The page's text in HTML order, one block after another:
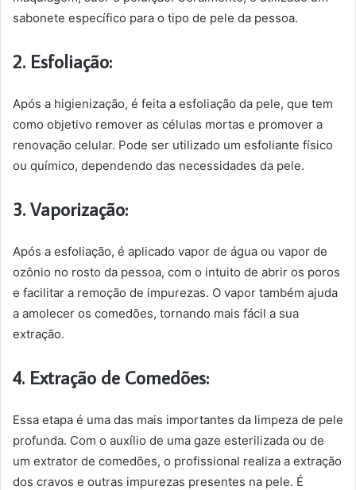
sabonete específico para o tipo de pele da pessoa.
2. Esfoliação:
Após a higienização, é feita a esfoliação da pele, que tem
como objetivo remover as células mortas e promover a
renovação celular. Pode ser utilizado um esfoliante físico
ou químico, dependendo das necessidades da pele.
3. Vaporização:
Após a esfoliação, é aplicado vapor de água ou vapor de
ozônio no rosto da pessoa, com o intuito de abrir os poros
e facilitar a remoção de impurezas. O vapor também ajuda
a amolecer os comedões, tornando mais fácil a sua
extração.
4. Extração de Comedões:
Essa etapa é uma das mais importantes da limpeza de pele
profunda. Com o auxílio de uma gaze esterilizada ou de
um extrator de comedões, o profissional realiza a extração
dos cravos e outras impurezas presentes na pele. É